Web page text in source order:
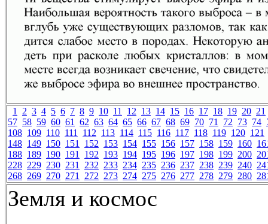
1 2 3 4 5 6 7 8 9 10 11 12 13 14 15 16 17 18 19 20 21
57 58 59 60 61 62 63 64 65 66 67 68 69 70 71 72 73 74
108 109 110 111 112 113 114 115 116 117 118 119 120 121
148 149 150 151 152 153 154 155 156 157 158 159 160
188 189 190 191 192 193 194 195 196 197 198 199 200
228 229 230 231 232 233 234 235 236 237 238 239 240
268 269 270 271 272 273 274 275 276 277 278 279 280
Земля и космос